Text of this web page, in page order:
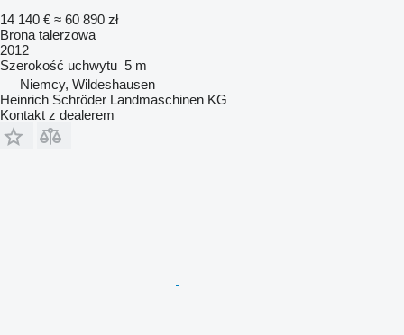
14 140 € ≈ 60 890 zł
Brona talerzowa
2012
Szerokość uchwytu 5 m
Niemcy, Wildeshausen
Heinrich Schröder Landmaschinen KG
Kontakt z dealerem